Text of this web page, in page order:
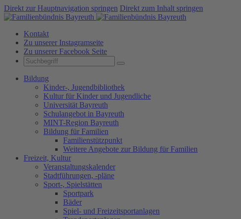
Direkt zur Hauptnavigation springen Direkt zum Inhalt springen
Kontakt
Zu unserer Instagramseite
Zu unserer Facebook Seite
Bildung
Kinder-, Jugendbibliothek
Kultur für Kinder und Jugendliche
Universität Bayreuth
Schulangebot in Bayreuth
MINT-Region Bayreuth
Bildung für Familien
Familienstützpunkt
Weitere Angebote zur Bildung für Familien
Freizeit, Kultur
Veranstaltungskalender
Stadtführungen, -pläne
Sport-, Spielstätten
Sportpark
Bäder
Spiel- und Freizeitsportanlagen